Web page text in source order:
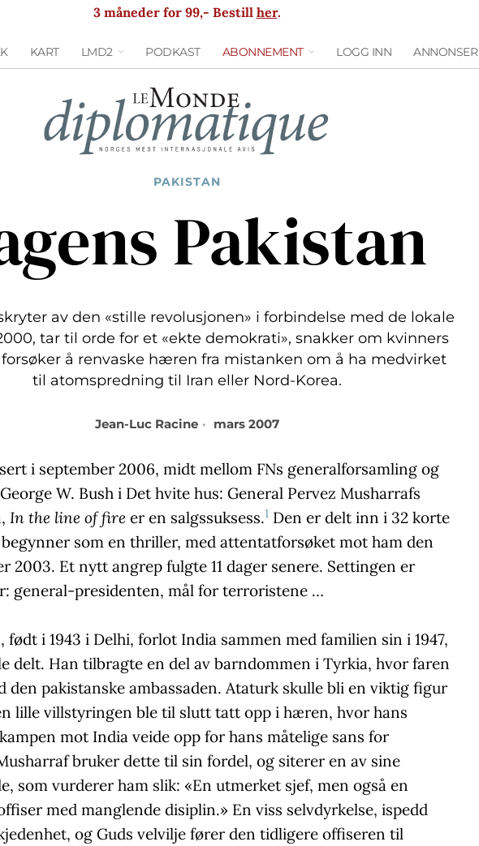
3 måneder for 99,- Bestill her.
KART LMD2 PODKAST ABONNEMENT LOGG INN ANNONSER
PAKISTAN
Pakistan
av den «stille revolusjonen» i forbindelse med de lokale
tar til orde for et «ekte demokrati», snakker om kvinners
å renvaske hæren fra mistanken om å ha medvirket
til atomspredning til Iran eller Nord-Korea.
Jean-Luc Racine mars 2007
i september 2006, midt mellom FNs generalforsamling og
W. Bush i Det hvite hus: General Pervez Musharrafs
In the line of fire er en salgssuksess.1 Den er delt inn i 32 korte
som en thriller, med attentatforsøket mot ham den
2003. Et nytt angrep fulgte 11 dager senere. Settingen er
general-presidenten, mål for terroristene …
født i 1943 i Delhi, forlot India sammen med familien sin i 1947,
delt. Han tilbragte en del av barndommen i Tyrkia, hvor faren
den pakistanske ambassaden. Ataturk skulle bli en viktig figur
lille villstyringen ble til slutt tatt opp i hæren, hvor hans
mot India veide opp for hans måtelige sans for
bruker dette til sin fordel, og siterer en av sine
som vurderer ham slik: «En utmerket sjef, men også en
med manglende disiplin.» En viss selvdyrkelse, ispedd
og Guds velvilje fører den tidligere offiseren til